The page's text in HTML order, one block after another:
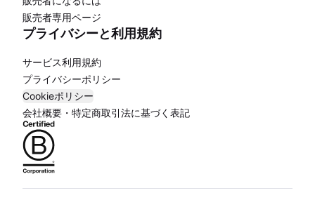
販売者専用ページ
プライバシーと利用規約
サービス利用規約
プライバシーポリシー
Cookieポリシー
会社概要・特定商取引法に基づく表記